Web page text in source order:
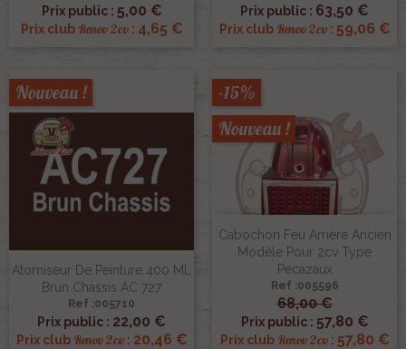
Prix public : 5,00 €
Prix club Renov 2cv: 4,65 €
Prix public : 63,50 €
Prix club Renov 2cv: 59,06 €
Atomiseur De Peinture 400 ML
Brun Chassis AC 727
Ref :005710
Prix public : 22,00 €
Prix club Renov 2cv: 20,46 €
Nouveau !
Cabochon Feu Arrière Ancien
Modèle Pour 2cv Type
Pecazaux
Ref :005596
68,00 €
Prix public : 57,80 €
Prix club Renov 2cv: 57,80 €
-15%
Nouveau !